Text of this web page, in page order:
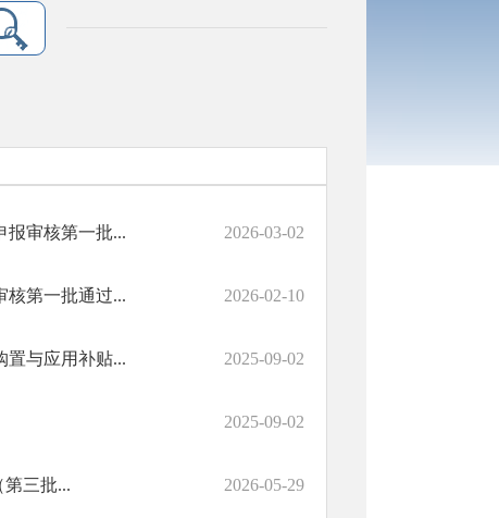
报审核第一批... 2026-03-02
核第一批通过... 2026-02-10
置与应用补贴... 2025-09-02
2025-09-02
第三批... 2026-05-29